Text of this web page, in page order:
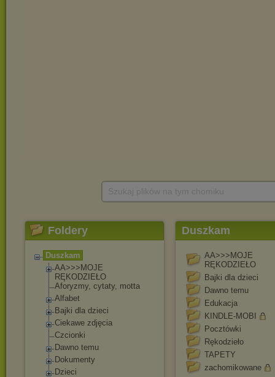
Foldery
Duszkam
AA>>>MOJ E
RĘKODZIEŁO
Aforyzmy, cytaty, motta
Alfabet
Bajki dla dzieci
Ciekawe zdjęcia
Czcionki
Dawno temu
Dokumenty
Dzieci
Duszkam
AA>>>MOJE
RĘKODZIEŁO
Bajki dla dzieci
Dawno temu
Edukacja
KINDLE-MOBI
Pocztówki
Rękodzieło
TAPETY
zachomikowane